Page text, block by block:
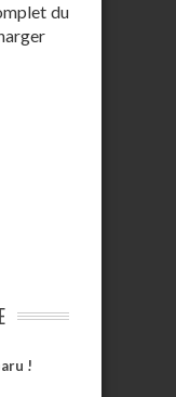
du
!